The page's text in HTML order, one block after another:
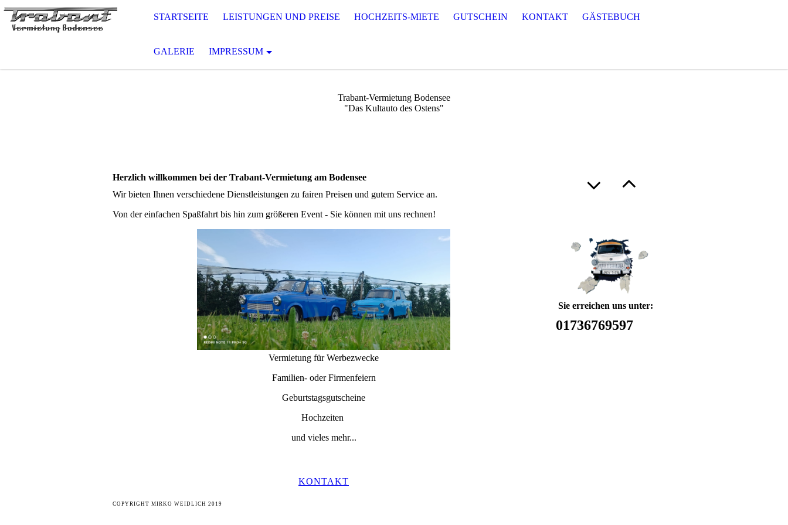
STARTSEITE LEISTUNGEN UND PREISE HOCHZEITS-MIETE GUTSCHEIN KONTAKT GÄSTEBUCH
GALERIE IMPRESSUM
Trabant-Vermietung Bodensee
"Das Kultauto des Ostens"
Herzlich willkommen bei der Trabant-Vermietung am Bodensee
Wir bieten Ihnen verschiedene Dienstleistungen zu fairen Preisen und gutem Service an.
Von der einfachen Spaßfahrt bis hin zum größeren Event - Sie können mit uns rechnen!
Vermietung für Werbezwecke
Familien- oder Firmenfeiern
Geburtstagsgutscheine
Hochzeiten
und vieles mehr...
KONTAKT
COPYRIGHT MIRKO WEIDLICH 2019
Sie erreichen uns unter:
01736769597